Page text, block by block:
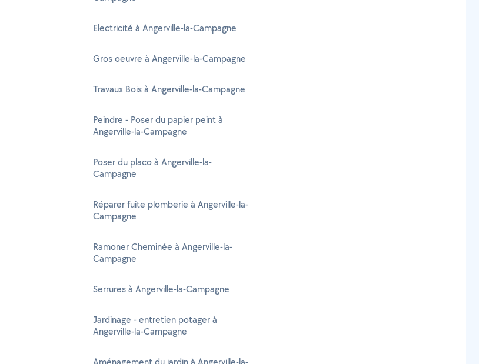
Electricité à Angerville-la-Campagne
Gros oeuvre à Angerville-la-Campagne
Travaux Bois à Angerville-la-Campagne
Peindre - Poser du papier peint à
Angerville-la-Campagne
Poser du placo à Angerville-la-
Campagne
Réparer fuite plomberie à Angerville-la-
Campagne
Ramoner Cheminée à Angerville-la-
Campagne
Serrures à Angerville-la-Campagne
Jardinage - entretien potager à
Angerville-la-Campagne